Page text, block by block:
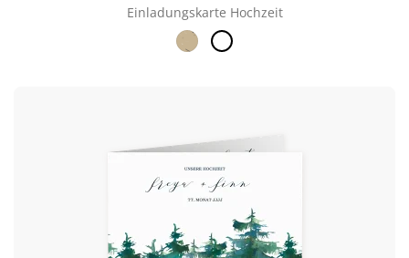
Einladungskarte Hochzeit